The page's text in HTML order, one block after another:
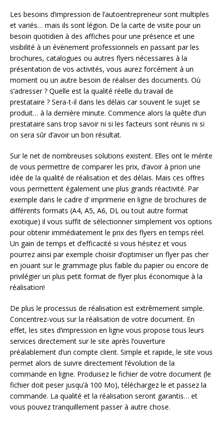
Les besoins d’impression de l’autoentrepreneur sont multiples
et variés… mais ils sont légion. De la carte de visite pour un
besoin quotidien à des affiches pour une présence et une
visibilité à un évènement professionnels en passant par les
brochures, catalogues ou autres flyers nécessaires à la
présentation de vos activités, vous aurez forcément à un
moment ou un autre besoin de réaliser des documents. Où
s’adresser ? Quelle est la qualité réelle du travail de
prestataire ? Sera-t-il dans les délais car souvent le sujet se
produit… à la dernière minute. Commence alors la quête d’un
prestataire sans trop savoir ni si les facteurs sont réunis ni si
on sera sûr d’avoir un bon résultat.
Sur le net de nombreuses solutions existent. Elles ont le mérite
de vous permettre de comparer les prix, d’avoir à priori une
idée de la qualité de réalisation et des délais. Mais ces offres
vous permettent également une plus grands réactivité. Par
exemple dans le cadre d’ imprimerie en ligne de brochures de
différents formats (A4, A5, A6, DL ou tout autre format
exotique) il vous suffit de sélectionner simplement vos options
pour obtenir immédiatement le prix des flyers en temps réel.
Un gain de temps et d’efficacité si vous hésitez et vous
pourrez ainsi par exemple choisir d’optimiser un flyer pas cher
en jouant sur le grammage plus faible du papier ou encore de
privilégier un plus petit format de flyer plus économique à la
réalisation!
De plus le processus de réalisation est extrêmement simple.
Concentrez-vous sur la réalisation de votre document. En
effet, les sites d’impression en ligne vous propose tous leurs
services directement sur le site après l’ouverture
préalablement d’un compte client. Simple et rapide, le site vous
permet alors de suivre directement l’évolution de la
commande en ligne. Produisez le fichier de votre document (le
fichier doit peser jusqu’à 100 Mo), téléchargez le et passez la
commande. La qualité et la réalisation seront garantis… et
vous pouvez tranquillement passer à autre chose.